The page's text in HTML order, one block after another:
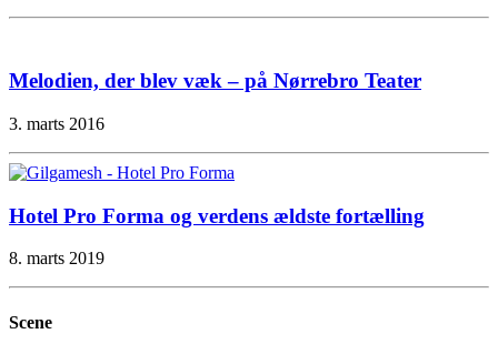
Melodien, der blev væk – på Nørrebro Teater
3. marts 2016
Hotel Pro Forma og verdens ældste fortælling
8. marts 2019
Scene